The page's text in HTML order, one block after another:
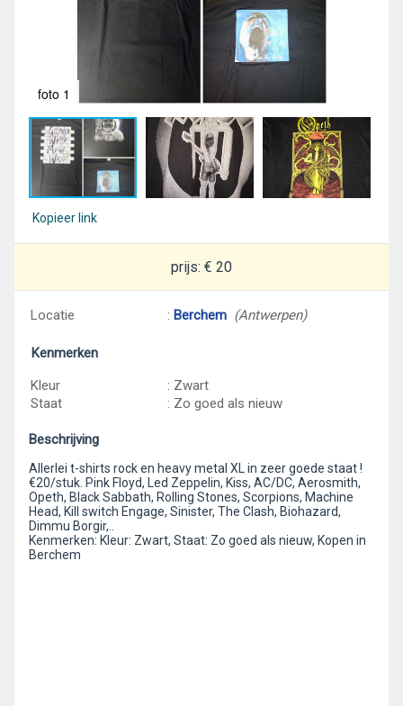
foto 1
Kopieer link
prijs: € 20
Locatie : Berchem (Antwerpen)
Kenmerken
Kleur
: Zwart
Staat
: Zo goed als nieuw
Beschrijving
Allerlei t-shirts rock en heavy metal XL in zeer goede staat !
€20/stuk. Pink Floyd, Led Zeppelin, Kiss, AC/DC, Aerosmith,
Opeth, Black Sabbath, Rolling Stones, Scorpions, Machine
Head, Kill switch Engage, Sinister, The Clash, Biohazard,
Dimmu Borgir,..
Kenmerken: Kleur: Zwart, Staat: Zo goed als nieuw, Kopen in
Berchem